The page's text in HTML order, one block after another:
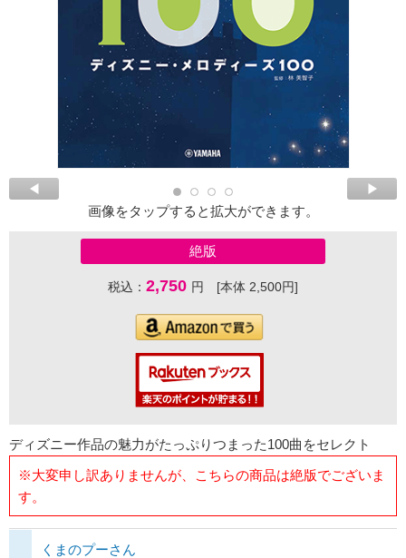
画像をタップすると拡大ができます。
絶版
税込： 2,750 円 [本体 2,500円]
ディズニー作品の魅力がたっぷりつまった100曲をセレクト
※大変申し訳ありませんが、こちらの商品は絶版でございま
す。
くまのプーさん